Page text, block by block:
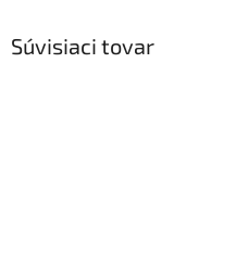
Súvisiaci tovar